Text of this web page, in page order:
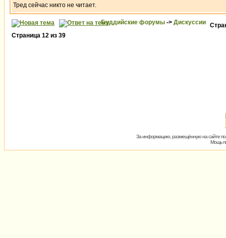
Тред сейчас никто не читает.
Буддийские форумы -> Дискуссии
Страница 12 из 39
За информацию, размещённую на сайте
Мощь